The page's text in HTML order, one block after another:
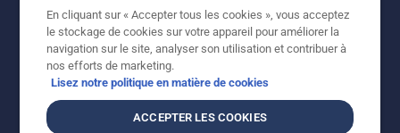
© Husqvarna AB (publ). Tous droits réservés. Les prix
indiqués sont des prix de vente conseillés. Tous les prix
indiqués sont des prix de vente recommandés (TVA
incluse), sauf si le produit est disponible pour un achat
direct.
Politique relative aux cookiesConditions d'utilisation
En cliquant sur « Accepter tous les cookies », vous acceptez
le stockage de cookies sur votre appareil pour améliorer la
navigation sur le site, analyser son utilisation et contribuer à
nos efforts de marketing.
Lisez notre politique en matière de cookies
ACCEPTER LES COOKIES